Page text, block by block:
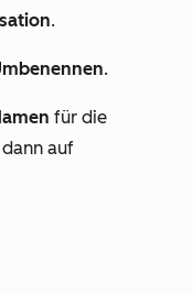
.
.
für die
auf